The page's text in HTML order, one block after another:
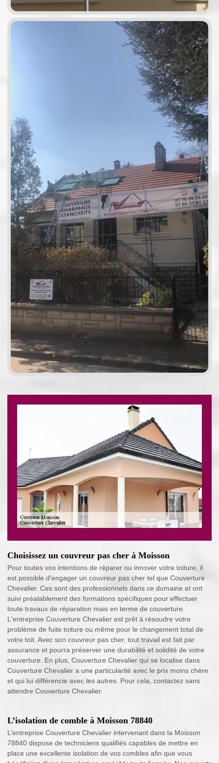
Choisissez un couvreur pas cher à Moisson
Pour toutes vos intentions de réparer ou innover votre toiture, il
est possible d'engager un couvreur pas cher tel que Couverture
Chevalier. Ces sont des professionnels dans ce domaine et ont
suivi préalablement des formations spécifiques pour effectuer
toute travaux de réparation mais en terme de couverture.
L'entreprise Couverture Chevalier est prêt à résoudre votre
problème de fuite toiture ou même pour le changement total de
votre toit. Avec son couvreur pas cher, tout travail est fait par
assurance et pourra préserver une durabilité et solidité de votre
couverture. En plus, Couverture Chevalier qui se localise dans
Couverture Chevalier a une particularité avec le prix moins chère
et qui lui différencie avec les autres. Pour cela, contactez sans
attendre Couverture Chevalier.
L’isolation de comble à Moisson 78840
L’entreprise Couverture Chevalier intervenant dans la Moisson
78840 dispose de techniciens qualifiés capables de mettre en
place une excellente isolation de vos combles afin que vous